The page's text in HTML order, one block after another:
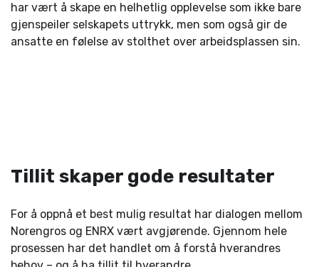
har vært å skape en helhetlig opplevelse som ikke bare
gjenspeiler selskapets uttrykk, men som også gir de
ansatte en følelse av stolthet over arbeidsplassen sin.
Tillit skaper gode resultater
For å oppnå et best mulig resultat har dialogen mellom
Norengros og ENRX vært avgjørende. Gjennom hele
prosessen har det handlet om å forstå hverandres